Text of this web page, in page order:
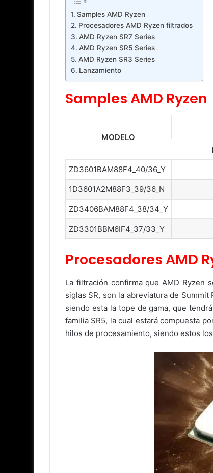
Samples AMD Ryzen
Procesadores AMD Ryzen filtrados
AMD Ryzen SR7 Series
AMD Ryzen SR5 Series
AMD Ryzen SR3 Series
Lanzamiento
Samples AMD Ryzen
MODELO
ZD3601BAM88F4_40/36_Y
1D3601A2M88F3_39/36_N
ZD3406BAM88F4_38/34_Y
ZD3301BBM6IF4_37/33_Y
Procesadores AMD
La filtración confirma que AMD Ryzen
siglas SR, son la abreviatura de
siendo esta la tope de gama, que
familia SR5, la cual estará compuesta
hilos de procesamiento, siendo estos